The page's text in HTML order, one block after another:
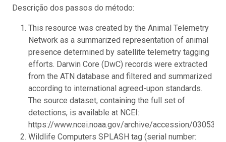
Descrição dos passos do método:
This resource was created by the Animal Telemetry
Network as a summarized representation of animal
presence determined by satellite telemetry tagging
efforts. Darwin Core (DwC) records were extracted
from the ATN database and filtered and summarized
according to international agreed-upon standards.
The source dataset, containing the full set of
detections, is available at NCEI:
https://www.ncei.noaa.gov/archive/accession/0305398.
Wildlife Computers SPLASH tag (serial number: